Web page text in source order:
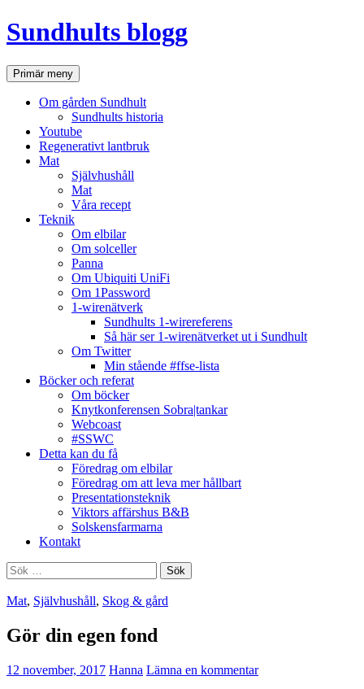
Hoppa
till
Sundhults blogg
SökPrimär meny
Om gården Sundhult
Sundhults historia
Youtube
Regenerativt lantbruk
Mat
Självhushåll
Mat
Våra recept
Teknik
Om elbilar
Om solceller
Panna
Om Ubiquiti UniFi
Om 1Password
1-wirenätverk
Sundhults 1-wirereferens
Så här ser 1-wirenätverket ut i Sundhult
Om Twitter
Min stående #ffse-lista
Böcker och referat
Om böcker
Knytkonferensen Sobra|tankar
Webcoast
#SSWC
Detta kan du få
Föredrag om elbilar
Föredrag om att leva mer hållbart
Presentationsteknik
Viktors affärshus B&B
Solskensfarmarna
Kontakt
Sök
efter:
Mat, Självhushåll, Skog & gård
Gör din egen fond
12 november, 2017 Hanna Lämna en kommentar